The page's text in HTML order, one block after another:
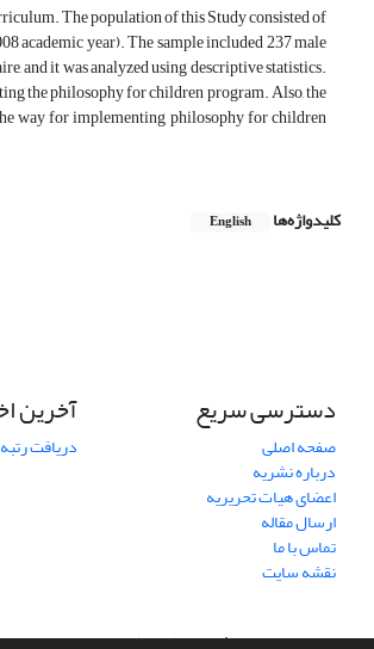
The population of this Study consisted of
academic year). The sample included 237 male
and it was analyzed using descriptive statistics.
the philosophy for children program. Also, the
way for implementing philosophy for children
کلیدواژه‌ها English
دسترسی سریع
صفحه اصلی
درباره نشریه
اعضای هیات تحریریه
ارسال مقاله
تماس با ما
نقشه سایت
آخرین
دریافت